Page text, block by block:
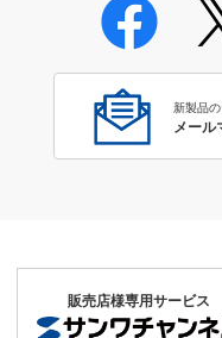
学校教育のICT環境整備特
新製品
メール
販売店様専用サービス